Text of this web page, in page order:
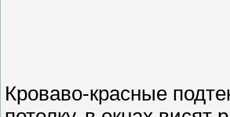
Кроваво-красные